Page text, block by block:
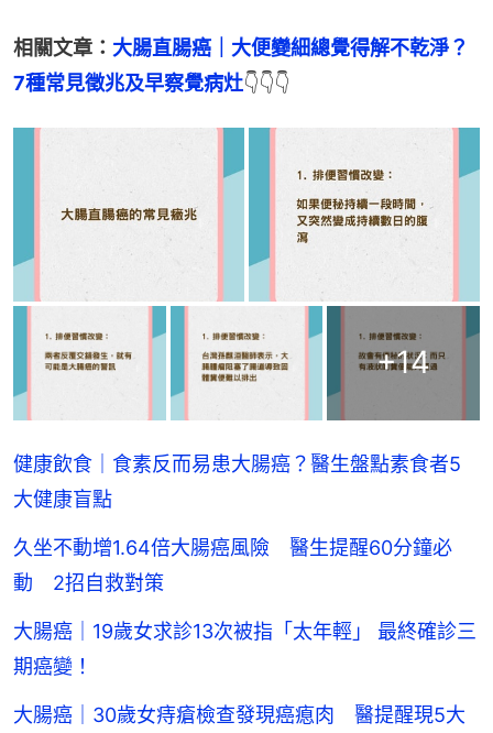
相關文章： 大腸直腸癌｜大便變細總覺得解不乾淨？
7種常見徵兆及早察覺病灶👇👇👇
+14
健康飲食｜食素反而易患大腸癌？醫生盤點素食者5
大健康盲點
久坐不動增1.64倍大腸癌風險 醫生提醒60分鐘必
動 2招自救對策
大腸癌｜19歲女求診13次被指「太年輕」 最終確診三
期癌變！
大腸癌｜30歲女痔瘡檢查發現癌瘜肉 醫提醒現5大